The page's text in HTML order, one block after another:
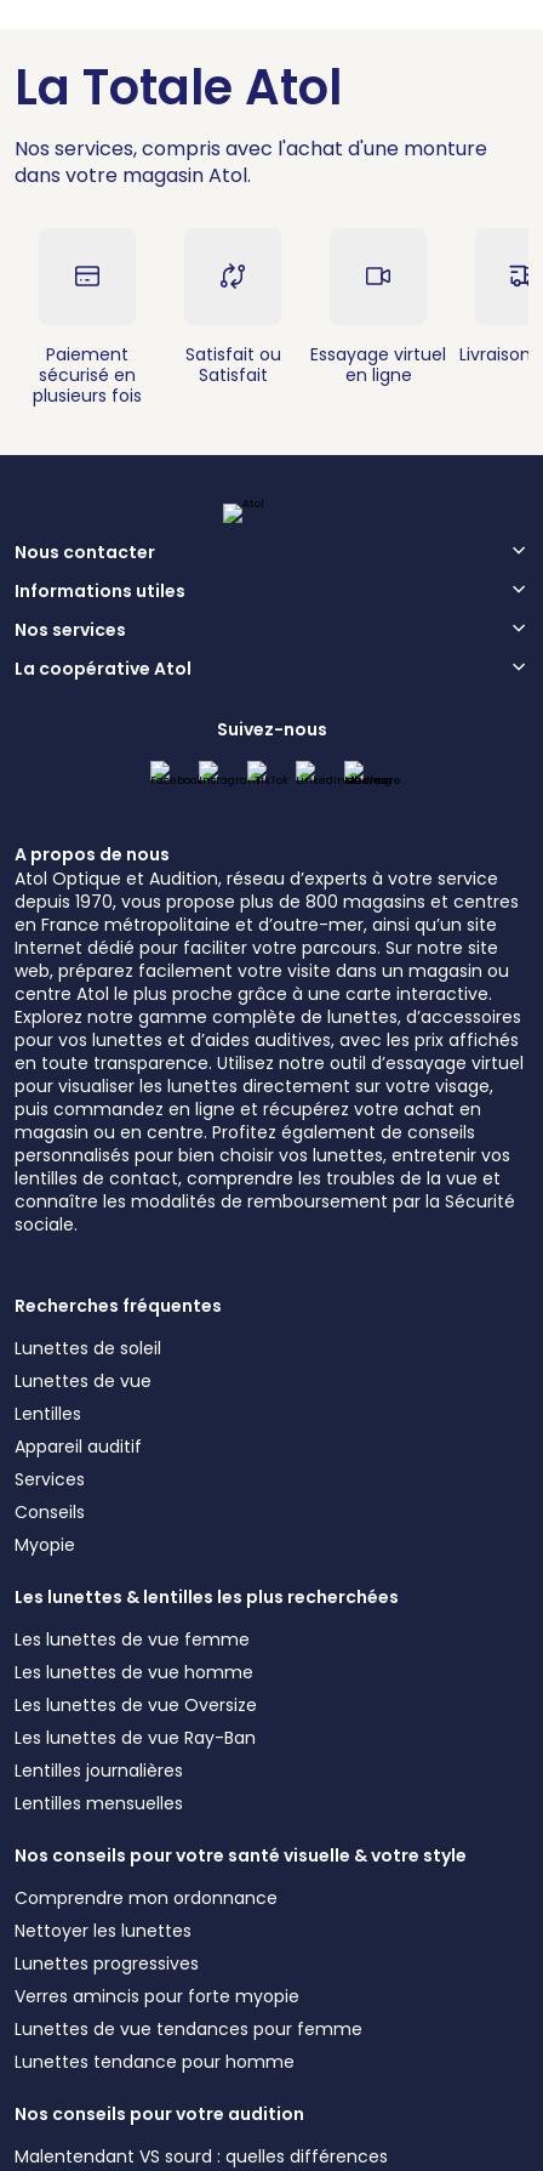
La Totale Atol
Nos services, compris avec l'achat d'une monture
dans votre magasin Atol.
Paiement
sécurisé en
plusieurs fois
Satisfait ou
Satisfait
Essayage virtuel
en ligne
Livraison
Nous contacter
Informations utiles
Nos services
La coopérative Atol
Suivez-nous
A propos de nous
Atol Optique et Audition, réseau d’experts à votre service
depuis 1970, vous propose plus de 800 magasins et centres
en France métropolitaine et d’outre-mer, ainsi qu’un site
Internet dédié pour faciliter votre parcours. Sur notre site
web, préparez facilement votre visite dans un magasin ou
centre Atol le plus proche grâce à une carte interactive.
Explorez notre gamme complète de lunettes, d’accessoires
pour vos lunettes et d’aides auditives, avec les prix affichés
en toute transparence. Utilisez notre outil d’essayage virtuel
pour visualiser les lunettes directement sur votre visage,
puis commandez en ligne et récupérez votre achat en
magasin ou en centre. Profitez également de conseils
personnalisés pour bien choisir vos lunettes, entretenir vos
lentilles de contact, comprendre les troubles de la vue et
connaître les modalités de remboursement par la Sécurité
sociale.
Recherches fréquentes
Lunettes de soleil
Lunettes de vue
Lentilles
Appareil auditif
Services
Conseils
Myopie
Les lunettes & lentilles les plus recherchées
Les lunettes de vue femme
Les lunettes de vue homme
Les lunettes de vue Oversize
Les lunettes de vue Ray-Ban
Lentilles journalières
Lentilles mensuelles
Nos conseils pour votre santé visuelle & votre style
Comprendre mon ordonnance
Nettoyer les lunettes
Lunettes progressives
Verres amincis pour forte myopie
Lunettes de vue tendances pour femme
Lunettes tendance pour homme
Nos conseils pour votre audition
Malentendant VS sourd : quelles différences